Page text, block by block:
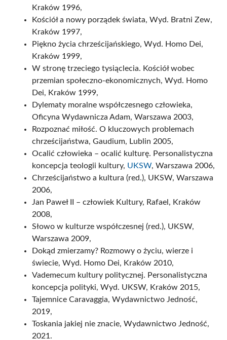
Kraków 1996,
Kościół a nowy porządek świata, Wyd. Bratni Zew,
Kraków 1997,
Piękno życia chrześcijańskiego, Wyd. Homo Dei,
Kraków 1999,
W stronę trzeciego tysiąclecia. Kościół wobec
przemian społeczno-ekonomicznych, Wyd. Homo
Dei, Kraków 1999,
Dylematy moralne współczesnego człowieka,
Oficyna Wydawnicza Adam, Warszawa 2003,
Rozpoznać miłość. O kluczowych problemach
chrześcijaństwa, Gaudium, Lublin 2005,
Ocalić człowieka – ocalić kulturę. Personalistyczna
koncepcja teologii kultury, UKSW, Warszawa 2006,
Chrześcijaństwo a kultura (red.), UKSW, Warszawa
2006,
Jan Paweł II – człowiek Kultury, Rafael, Kraków
2008,
Słowo w kulturze współczesnej (red.), UKSW,
Warszawa 2009,
Dokąd zmierzamy? Rozmowy o życiu, wierze i
świecie, Wyd. Homo Dei, Kraków 2010,
Vademecum kultury politycznej. Personalistyczna
koncepcja polityki, Wyd. UKSW, Kraków 2015,
Tajemnice Caravaggia, Wydawnictwo Jedność,
2019,
Toskania jakiej nie znacie, Wydawnictwo Jedność,
2021.